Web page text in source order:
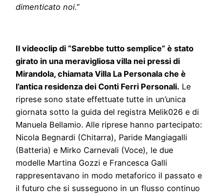
dimenticato noi.”
Il videoclip di “Sarebbe tutto semplice” è stato
girato in una meravigliosa villa nei pressi di
Mirandola, chiamata Villa La Personala che è
l’antica residenza dei Conti Ferri Personali. Le
riprese sono state effettuate tutte in un’unica
giornata sotto la guida del registra Melik026 e di
Manuela Bellamio. Alle riprese hanno partecipato:
Nicola Begnardi (Chitarra), Paride Mangiagalli
(Batteria) e Mirko Carnevali (Voce), le due
modelle Martina Gozzi e Francesca Galli
rappresentavano in modo metaforico il passato e
il futuro che si susseguono in un flusso continuo